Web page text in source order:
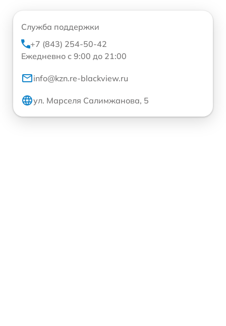
Служба поддержки
+7 (843) 254-50-42
Ежедневно с 9:00 до 21:00
info@kzn.re-blackview.ru
ул. Марселя Салимжанова, 5